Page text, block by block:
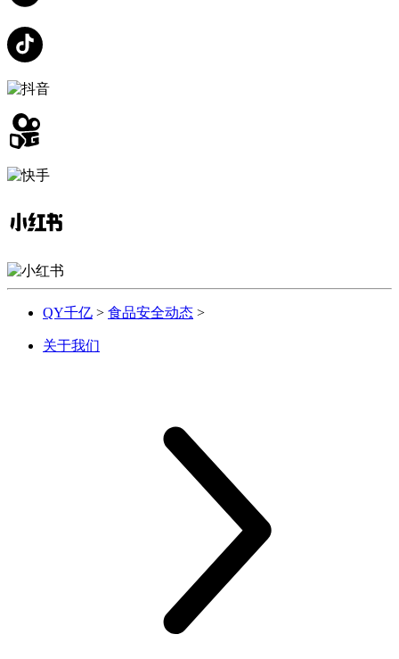
QY千亿 > 食品安全动态 >
关于我们